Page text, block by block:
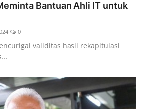
Bantuan Ahli IT untuk
0
validitas hasil rekapitulasi